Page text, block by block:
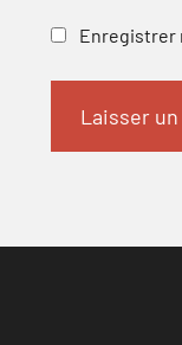
Enregistrer